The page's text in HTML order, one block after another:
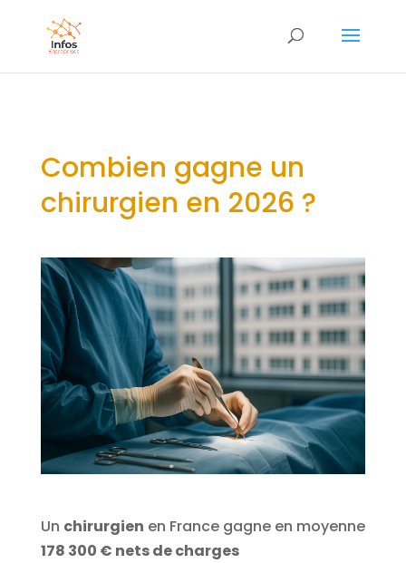
Combien gagne un
chirurgien en 2026 ?
Un chirurgien en France gagne en moyenne
178 300 € nets de charges